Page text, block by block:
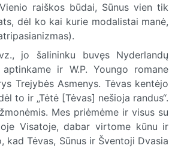
raiškos būdai, Sūnus vien tik
dėl ko kai kurie modalistai manė,
jo šalininku buvęs Nyderlandų
ir W.P. Youngo romane
Trejybės Asmenys. Tėvas kentėjo
to ir „Tėtė [Tėvas] nešioja randus“.
Mes priėmėme ir visus su
Visatoje, dabar virtome kūnu ir
kad Tėvas, Sūnus ir Šventoji Dvasia